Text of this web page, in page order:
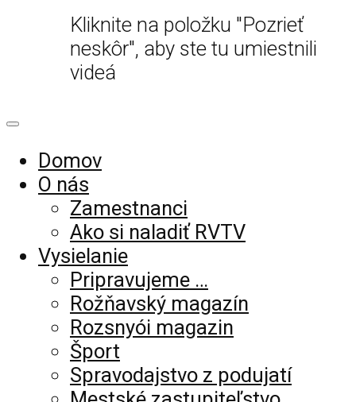
Kliknite na položku "Pozrieť
neskôr", aby ste tu umiestnili
videá
Domov
O nás
Zamestnanci
Ako si naladiť RVTV
Vysielanie
Pripravujeme …
Rožňavský magazín
Rozsnyói magazin
Šport
Spravodajstvo z podujatí